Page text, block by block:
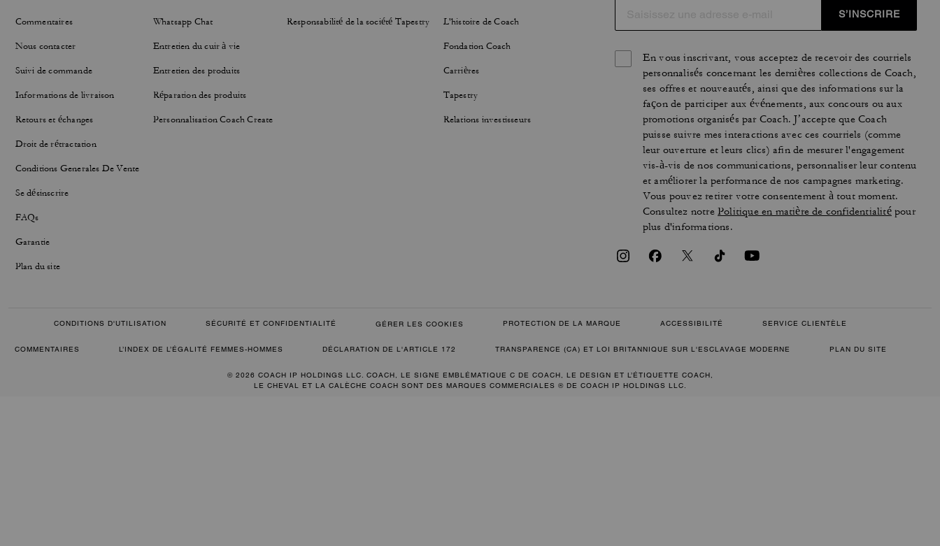
Commentaires
Nous contacter
Suivi de commande
Informations de livraison
Retours et échanges
Droit de rétractation
Conditions Generales De Vente
Se désinscrire
FAQs
Garantie
Plan du site
Whatsapp Chat
Entretien du cuir à vie
Entretien des produits
Réparation des produits
Personnalisation Coach Create
Responsabilité de la société Tapestry L'histoire de Coach
Fondation Coach
Carrières
Tapestry
Relations investisseurs
S’INSCRIRE
En vous inscrivant, vous acceptez de recevoir des courriels
personnalisés concernant les dernières collections de Coach,
ses offres et nouveautés, ainsi que des informations sur la
façon de participer aux événements, aux concours ou aux
promotions organisés par Coach. J’accepte que Coach
puisse suivre mes interactions avec ces courriels (comme
leur ouverture et leurs clics) afin de mesurer l'engagement
vis-à-vis de nos communications, personnaliser leur contenu
et améliorer la performance de nos campagnes marketing.
Vous pouvez retirer votre consentement à tout moment.
Consultez notrePolitique en matière de confidentialitépour
plus d'informations.
CONDITIONS D'UTILISATION SÉCURITÉ ET CONFIDENTIALITÉ GÉRER LES COOKIES PROTECTION DE LA MARQUE ACCESSIBILITÉ SERVICE CLIENTÈLE
COMMENTAIRES L’INDEX DE L’ÉGALITÉ FEMMES-HOMMES DÉCLARATION DE L'ARTICLE 172 TRANSPARENCE (CA) ET LOI BRITANNIQUE SUR L'ESCLAVAGE MODERNE PLAN DU SITE
© 2026 COACH IP HOLDINGS LLC. COACH, LE SIGNE EMBLÉMATIQUE C DE COACH, LE DESIGN ET L’ÉTIQUETTE COACH,
LE CHEVAL ET LA CALÈCHE COACH SONT DES MARQUES COMMERCIALES ® DE COACH IP HOLDINGS LLC.